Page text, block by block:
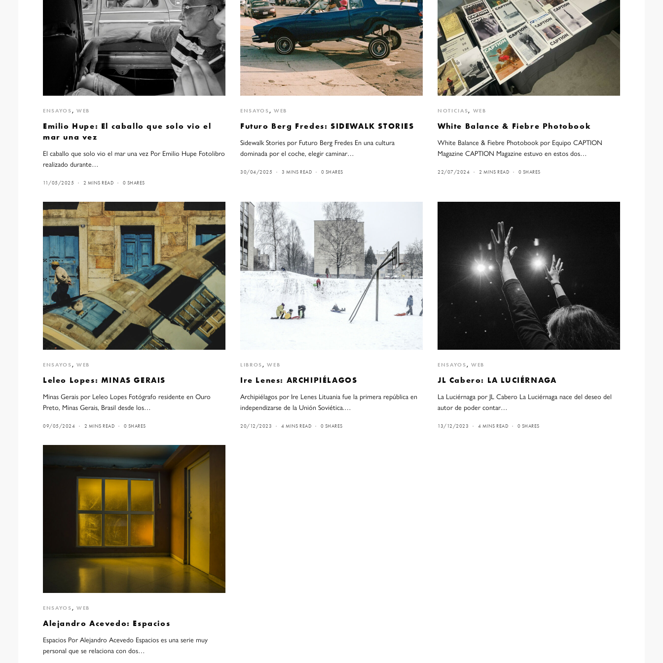
ENSAYOS , WEB
Emilio Hupe: El caballo que solo vio el
mar una vez
El caballo que solo vio el mar una vez Por Emilio Hupe Fotolibro
realizado durante…
11/05/2025 2 MINS READ 0 SHARES
ENSAYOS , WEB
Futuro Berg Fredes: SIDEWALK STORIES
Sidewalk Stories por Futuro Berg Fredes En una cultura
dominada por el coche, elegir caminar…
30/04/2025 3 MINS READ 0 SHARES
NOTICIAS, WEB
White Balance & Fiebre Photobook
White Balance & Fiebre Photobook por Equipo CAPTION
Magazine CAPTION Magazine estuvo en estos dos…
22/07/2024 2 MINS READ 0 SHARES
ENSAYOS , WEB
Leleo Lopes: MINAS GERAIS
Minas Gerais por Leleo Lopes Fotógrafo residente en Ouro
Preto, Minas Gerais, Brasil desde los…
09/05/2024 2 MINS READ 0 SHARES
LIBROS ,WEB
Ire Lenes: ARCHIPIÉLAGOS
Archipiélagos por Ire Lenes Lituania fue la primera república en
independizarse de la Unión Soviética.…
20/12/2023 4 MINS READ 0 SHARES
ENSAYOS , WEB
JL Cabero: LA LUCIÉRNAGA
La Luciérnaga por JL Cabero La Luciérnaga nace del deseo del
autor de poder contar…
13/12/2023 4 MINS READ 0 SHARES
ENSAYOS , WEB
Alejandro Acevedo: Espacios
Espacios Por Alejandro Acevedo Espacios es una serie muy
personal que se relaciona con dos…